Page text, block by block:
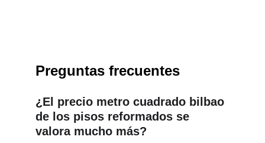
Preguntas frecuentes
¿El precio metro cuadrado bilbao
de los pisos reformados se
valora mucho más?